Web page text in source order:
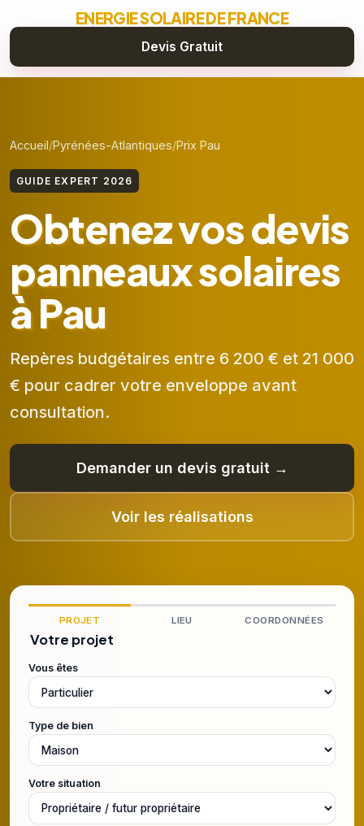
ENERGIE SOLAIRE DE FRANCE
Devis Gratuit
Accueil Pyrénées-Atlantiques Prix Pau
GUIDE EXPERT 2026
Obtenez vos devis
panneaux solaires
à Pau
Repères budgétaires entre 6 200 € et 21 000
€ pour cadrer votre enveloppe avant
consultation.
Demander un devis gratuit →
Voir les réalisations
PROJET LIEU COORDONNÉES
Votre projet
Vous êtes
Type de bien
Votre situation